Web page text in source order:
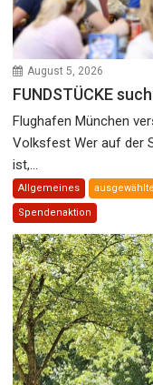
August 5, 2026
FUNDSTÜCKE
Flughafen München
Volksfest Wer auf der
ist,...
Allgemeines ausgewählte
Spendenaktion